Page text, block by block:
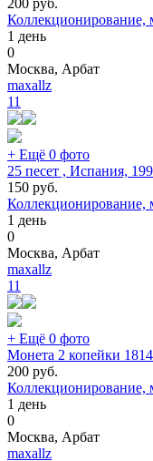
200 руб.
Коллекционирование,
1 день
0
Москва, Арбат
maxallz
11
+ Ещё 0 фото
25 песет , Испания,
150 руб.
Коллекционирование,
1 день
0
Москва, Арбат
maxallz
11
+ Ещё 0 фото
Монета 2 копейки 1814
200 руб.
Коллекционирование,
1 день
0
Москва, Арбат
maxallz